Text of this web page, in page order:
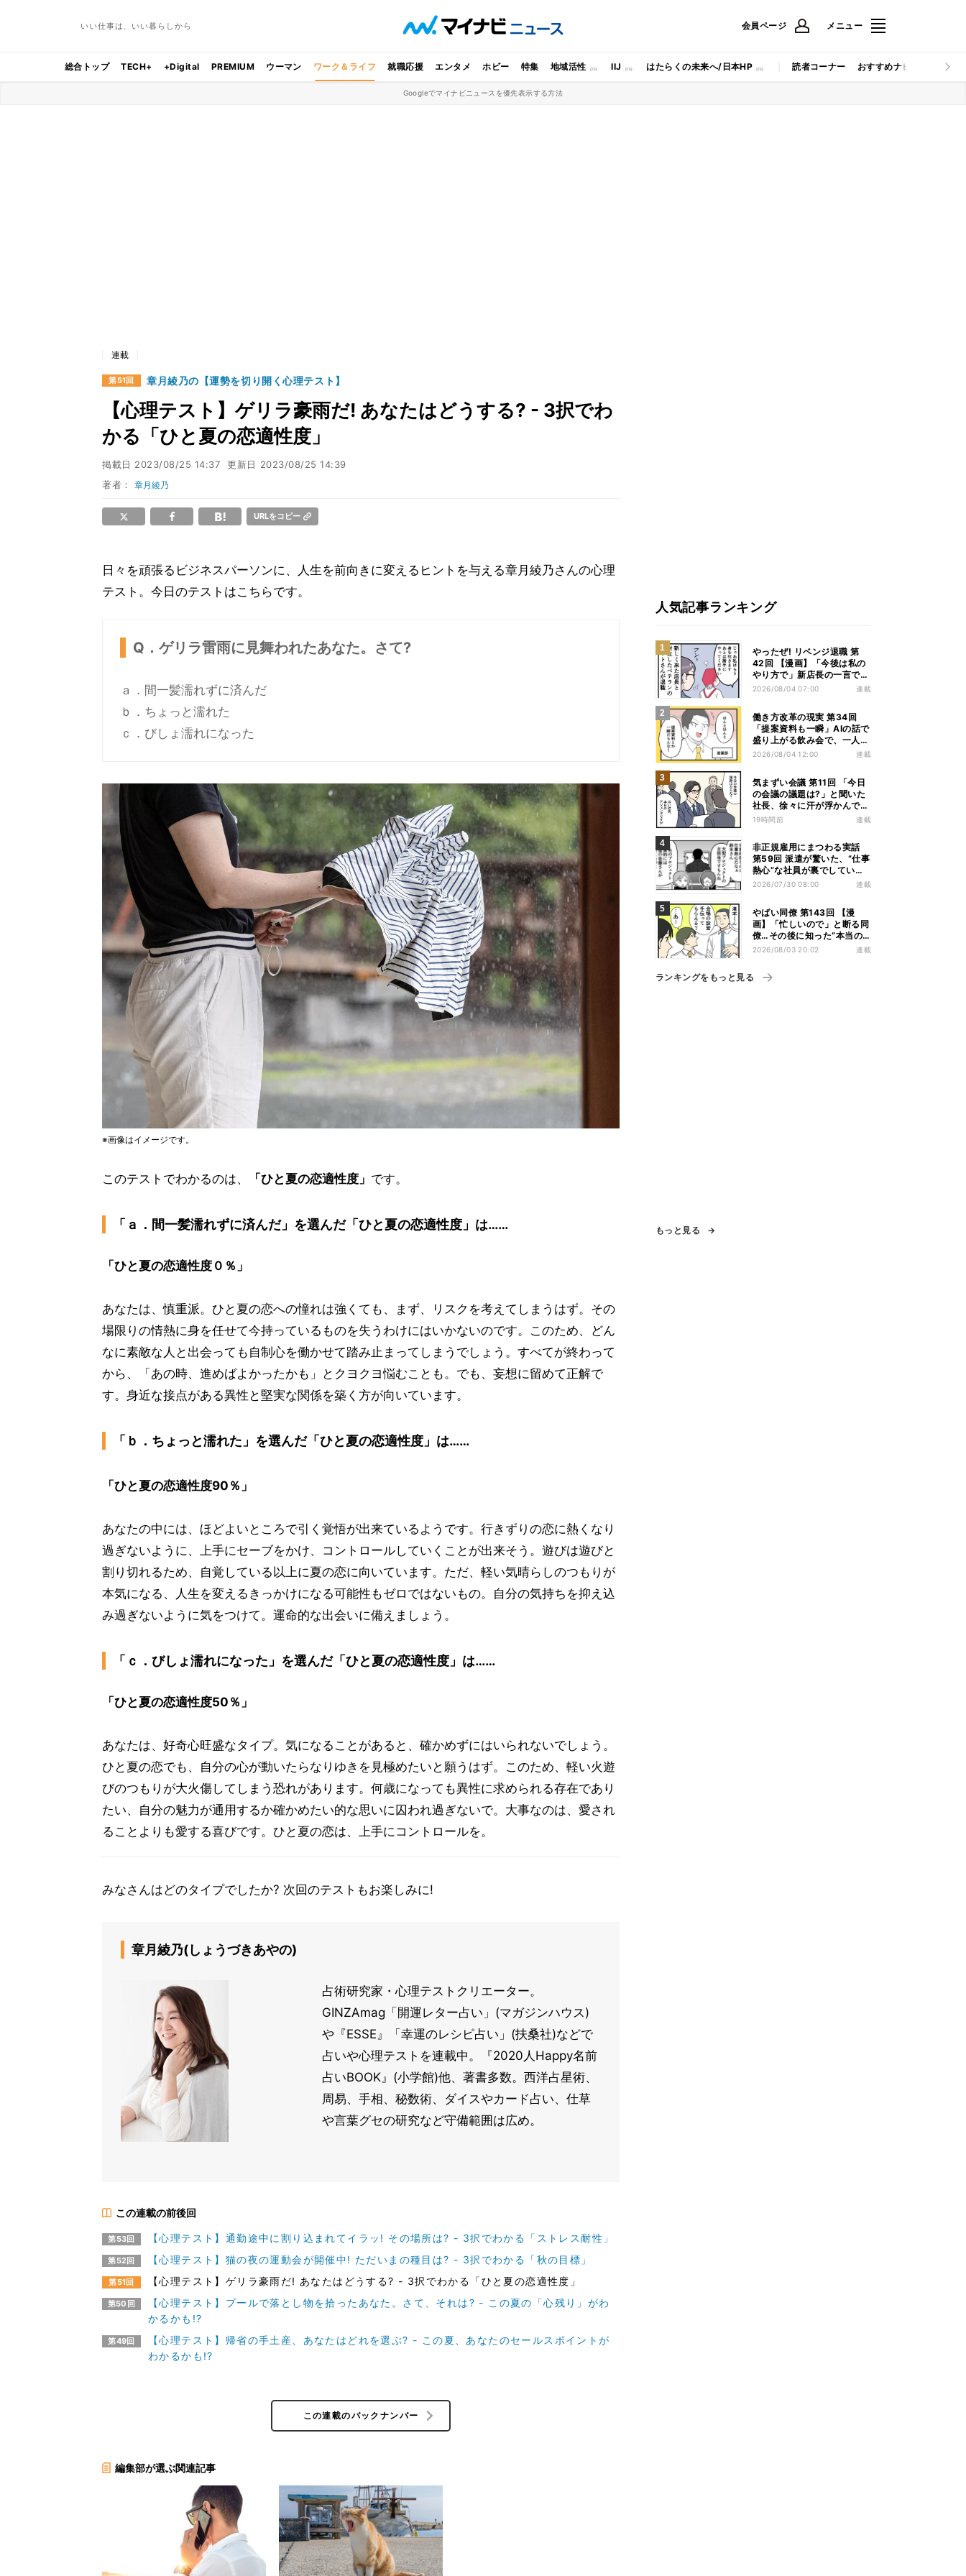
いい仕事は、いい暮らしから 会員ページ メニュー
総合トップ TECH+ +Digital PREMIUM ウーマン ワーク＆ライフ 就職応援 エンタメ ホビー 特集 地域活性 IIJ はたらくの未来へ/日本HP 読者コーナー おすすめナビ マイナビ
Googleでマイナビニュースを優先表示する方法
連載
第51回 章月綾乃の【運勢を切り開く心理テスト】
【心理テスト】ゲリラ豪雨だ! あなたはどうする? - 3択でわ
かる「ひと夏の恋適性度」
掲載日 2023/08/25 14:37 更新日 2023/08/25 14:39
著者：章月綾乃
URLをコピー
日々を頑張るビジネスパーソンに、人生を前向きに変えるヒントを与える章月綾乃さんの心理
テスト。今日のテストはこちらです。
Q．ゲリラ雷雨に見舞われたあなた。さて?
ａ．間一髪濡れずに済んだ
ｂ．ちょっと濡れた
ｃ．びしょ濡れになった
※画像はイメージです。
このテストでわかるのは、 「ひと夏の恋適性度」 です。
「ａ．間一髪濡れずに済んだ」を選んだ「ひと夏の恋適性度」は……
「ひと夏の恋適性度０％」
あなたは、慎重派。ひと夏の恋への憧れは強くても、まず、リスクを考えてしまうはず。その
場限りの情熱に身を任せて今持っているものを失うわけにはいかないのです。このため、どん
なに素敵な人と出会っても自制心を働かせて踏み止まってしまうでしょう。すべてが終わって
から、「あの時、進めばよかったかも」とクヨクヨ悩むことも。でも、妄想に留めて正解で
す。身近な接点がある異性と堅実な関係を築く方が向いています。
「ｂ．ちょっと濡れた」を選んだ「ひと夏の恋適性度」は……
「ひと夏の恋適性度90％」
あなたの中には、ほどよいところで引く覚悟が出来ているようです。行きずりの恋に熱くなり
過ぎないように、上手にセーブをかけ、コントロールしていくことが出来そう。遊びは遊びと
割り切れるため、自覚している以上に夏の恋に向いています。ただ、軽い気晴らしのつもりが
本気になる、人生を変えるきっかけになる可能性もゼロではないもの。自分の気持ちを抑え込
み過ぎないように気をつけて。運命的な出会いに備えましょう。
「ｃ．びしょ濡れになった」を選んだ「ひと夏の恋適性度」は……
「ひと夏の恋適性度50％」
あなたは、好奇心旺盛なタイプ。気になることがあると、確かめずにはいられないでしょう。
ひと夏の恋でも、自分の心が動いたらなりゆきを見極めたいと願うはず。このため、軽い火遊
びのつもりが大火傷してしまう恐れがあります。何歳になっても異性に求められる存在であり
たい、自分の魅力が通用するか確かめたい的な思いに囚われ過ぎないで。大事なのは、愛され
ることよりも愛する喜びです。ひと夏の恋は、上手にコントロールを。
みなさんはどのタイプでしたか? 次回のテストもお楽しみに!
章月綾乃(しょうづきあやの)
占術研究家・心理テストクリエーター。
GINZAmag「開運レター占い」(マガジンハウス)
や『ESSE』「幸運のレシピ占い」(扶桑社)などで
占いや心理テストを連載中。『2020人Happy名前
占いBOOK』(小学館)他、著書多数。西洋占星術、
周易、手相、秘数術、ダイスやカード占い、仕草
や言葉グセの研究など守備範囲は広め。
この連載の前後回
第53回 【心理テスト】通勤途中に割り込まれてイラッ! その場所は? - 3択でわかる「ストレス耐性」
第52回 【心理テスト】猫の夜の運動会が開催中! ただいまの種目は? - 3択でわかる「秋の目標」
第51回 【心理テスト】ゲリラ豪雨だ! あなたはどうする? - 3択でわかる「ひと夏の恋適性度」
第50回
【心理テスト】プールで落とし物を拾ったあなた。さて、それは? - この夏の「心残り」がわ
かるかも!?
第49回
【心理テスト】帰省の手土産、あなたはどれを選ぶ? - この夏、あなたのセールスポイントが
わかるかも!?
この連載のバックナンバー
編集部が選ぶ関連記事
人気記事ランキング
やったぜ! リベンジ退職 第
42回 【漫画】「今後は私の
やり方で」新店長の一言でベ
テラン退職→崩壊した現場
2026/08/04 07:00 連載
働き方改革の現実 第34回
「提案資料も一瞬」AIの話で
盛り上がる飲み会で、一人だ
け笑えなかった理由
2026/08/04 12:00 連載
気まずい会議 第11回 「今日
の会議の議題は?」と聞いた
社長、徐々に汗が浮かんでき
た
19時間前 連載
非正規雇用にまつわる実話
第59回 派遣が驚いた、“仕事
熱心”な社員が裏でしていた
別の業務
2026/07/30 08:00 連載
やばい同僚 第143回 【漫
画】「忙しいので」と断る同
僚…その後に知った“本当の
理由”とは?
2026/08/03 20:02 連載
ランキングをもっと見る
もっと見る